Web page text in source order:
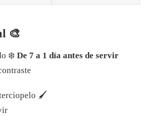
🎨
❄️ De 7 a 1 día antes de servir
🖌️